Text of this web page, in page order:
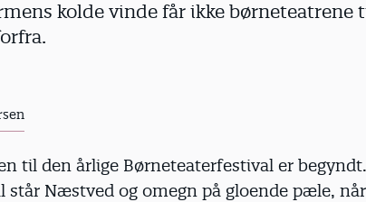
kolde vinde får ikke børneteatrene
til den årlige Børneteaterfestival er
står Næstved og omegn på gloende pæle,